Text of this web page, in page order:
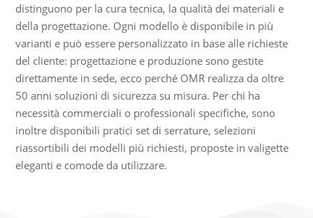
distinguono per la cura tecnica, la qualità dei materiali e
della progettazione. Ogni modello è disponibile in più
varianti e può essere personalizzato in base alle richieste
del cliente: progettazione e produzione sono gestite
direttamente in sede, ecco perché OMR realizza da oltre
50 anni soluzioni di sicurezza su misura. Per chi ha
necessità commerciali o professionali specifiche, sono
inoltre disponibili pratici set di serrature, selezioni
riassortibili dei modelli più richiesti, proposte in valigette
eleganti e comode da utilizzare.